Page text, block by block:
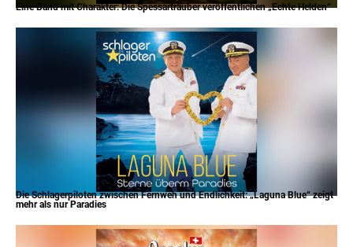
Eine Band mit Charakter: Die Spessarträuber veröffentlichen „Echte Helden“
Die Schlagerpiloten zwischen Fernweh und Endlichkeit: „Laguna Blue“ zeigt
mehr als nur Paradies